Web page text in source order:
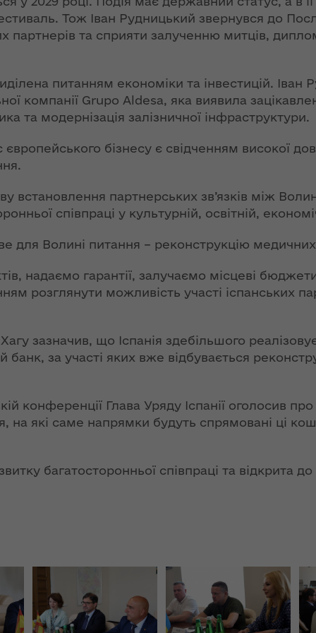
2018
608
2018
"Про
"Про
Новий
адміністративно-
функції мають
новостворені
районні державні
9 червня в області
оздоровча
кампанія для дітей
НЕФОРМАТ:
заступником
голови ОДА Ігорем
ВІДЕО
заступниці голови
ОДА Вікторії
Левчук для ІА
Вікторія Левчук
телебачення»
НЕФОРМАТ:
Тож Іван Рудницький звернувся до
партнерів та сприяти залученню митців,
питанням економіки та інвестицій. Іван
компанії Grupo Aldesa, яка виявила
та модернізація залізничної інфраструктури.
бізнесу є свідченням високої
встановлення партнерських зв’язків між
співпраці у культурній, освітній,
Волині питання – реконструкцію медичних
надаємо гарантії, залучаємо місцеві
розглянути можливість участі іспанських
зазначив, що Іспанія здебільшого
за участі яких вже відбувається
конференції Глава Уряду Іспанії оголосив
на які саме напрямки будуть спрямовані ці
багатосторонньої співпраці та відкрита